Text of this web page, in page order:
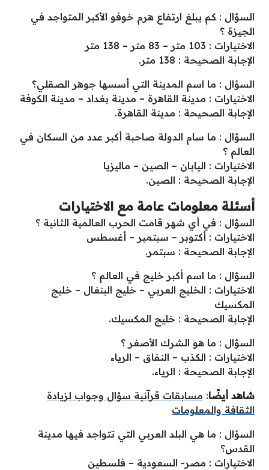
السؤال : كم يبلغ ارتفاع هرم خوفو الأكبر المتواجد في
الجيزة ؟
الاختيارات : 103 متر – 83 متر – 138 متر
الإجابة الصحيحة : 138 متر.
السؤال : ما اسم المدينة التي أسسها جوهر الصقلي؟
الاختيارات : مدينة القاهرة – مدينة بغداد – مدينة الكوفة
الإجابة الصحيحة : مدينة القاهرة.
السؤال : ما سام الدولة صاحبة أكبر عدد من السكان في
العالم ؟
الاختيارات : اليابان – الصين – ماليزيا
الإجابة الصحيحة : الصين.
أسئلة معلومات عامة مع الاختيارات
السؤال : في أي شهر قامت الحرب العالمية الثانية ؟
الاختيارات : أكتوبر – سبتمبر – أغسطس
الإجابة الصحيحة : سبتمر.
السؤال : ما اسم أكبر خليج في العالم ؟
الاختيارات : الخليج العربي – خليج البنغال – خليج
المكسيك
الإجابة الصحيحة : خليج المكسيك.
السؤال : ما هو الشرك الأصغر ؟
الاختيارات : الكذب – النفاق – الرياء
الإجابة الصحيحة : الرياء.
شاهد أيضًا: مسابقات قرآنية سؤال وجواب لزيادة
الثقافة والمعلومات
السؤال : ما هي البلد العربي التي تتواجد فيها مدينة
القدس؟
الاختيارات : مصر- السعودية – فلسطين